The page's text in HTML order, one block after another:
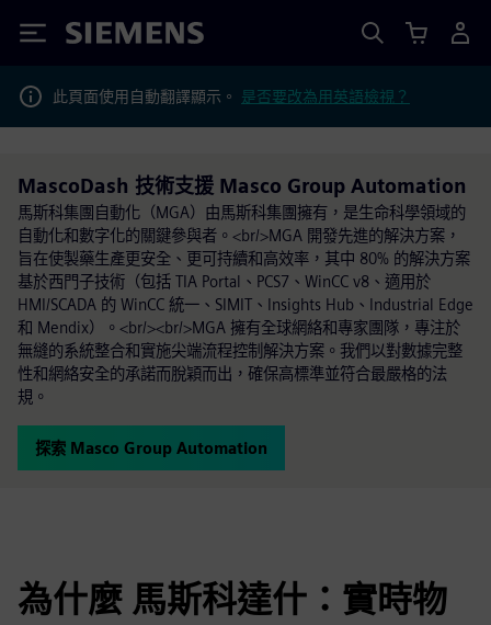
Siemens
此頁面使用自動翻譯顯示。 是否要改為用英語檢視？
MascoDash 技術支援 Masco Group Automation
馬斯科集團自動化（MGA）由馬斯科集團擁有，是生命科學領域的
自動化和數字化的關鍵參與者。<br/>MGA 開發先進的解決方案，
旨在使製藥生產更安全、更可持續和高效率，其中 80% 的解決方案
基於西門子技術（包括 TIA Portal、PCS7、WinCC v8、適用於
HMI/SCADA 的 WinCC 統一、SIMIT、Insights Hub、Industrial Edge
和 Mendix）。<br/><br/>MGA 擁有全球網絡和專家團隊，專注於
無縫的系統整合和實施尖端流程控制解決方案。我們以對數據完整
性和網絡安全的承諾而脫穎而出，確保高標準並符合最嚴格的法
規。
探索 Masco Group Automation
為什麼 馬斯科達什：實時物